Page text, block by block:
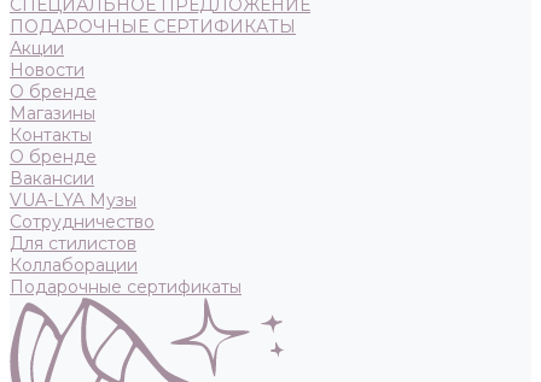
СПЕЦИАЛЬНОЕ ПРЕДЛОЖЕНИЕ
ПОДАРОЧНЫЕ СЕРТИФИКАТЫ
Акции
Новости
О бренде
Магазины
Контакты
О бренде
Вакансии
VUA-LYA Музы
Сотрудничество
Для стилистов
Коллаборации
Подарочные сертификаты